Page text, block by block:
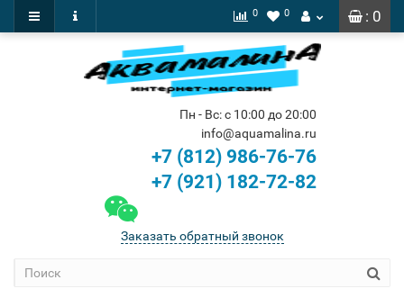
: 0
0 0
Пн - Вс: с 10:00 до 20:00
info@aquamalina.ru
+7 (812) 986-76-76
+7 (921) 182-72-82
Заказать обратный звонок